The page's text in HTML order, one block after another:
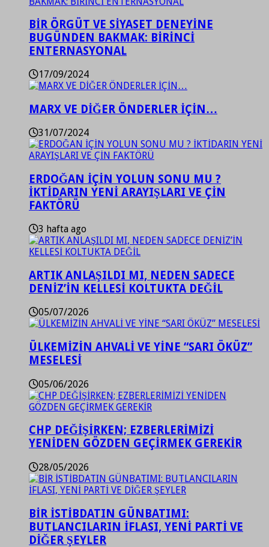
BİR ÖRGÜT VE SİYASET DENEYİNE
BUGÜNDEN BAKMAK: BİRİNCİ
ENTERNASYONAL
17/09/2024
MARX VE DİĞER ÖNDERLER İÇİN…
31/07/2024
ERDOĞAN İÇİN YOLUN SONU MU ?
İKTİDARIN YENİ ARAYIŞLARI VE ÇİN
FAKTÖRÜ
3 hafta ago
ARTIK ANLAŞILDI MI, NEDEN SADECE
DENİZ’İN KELLESİ KOLTUKTA DEĞİL
05/07/2026
ÜLKEMİZİN AHVALİ VE YİNE “SARI ÖKÜZ”
MESELESİ
05/06/2026
CHP DEĞİŞİRKEN; EZBERLERİMİZİ
YENİDEN GÖZDEN GEÇİRMEK GEREKİR
28/05/2026
BİR İSTİBDATIN GÜNBATIMI:
BUTLANCILARIN İFLASI, YENİ PARTİ VE
DİĞER ŞEYLER